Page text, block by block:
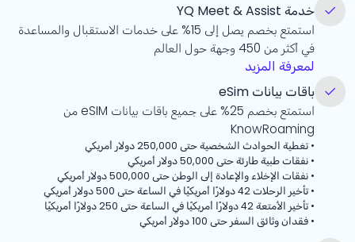
خدمة YQ Meet & Assist
استمتع بخصم يصل إلى %15 على خدمات الاستقبال والمساعدة
في أكثر من 450 وجهة حول العالم
لمعرفة المزيد
باقات بيانات eSim
استمتع بخصم %25
على جميع باقات بيانات eSIM من
KnowRoaming
• تغطية الحوادث الشخصية حتى 250,000 دولار أمريكي
• نفقات طبية طارئة حتى 50,000 دولار أمريكي
• نفقات الإخلاء والإعادة إلى الوطن حتى 500,000 دولار أمريكي
• تأخير الرحلات 42 دولارًا أمريكيًا في الساعة حتى 500 دولار أمريكي
• تأخير الأمتعة 42 دولارًا أمريكيًا في الساعة حتى 250 دولارًا أمريكيًا
• فقدان وثائق السفر حتى 100 دولار أمريكي